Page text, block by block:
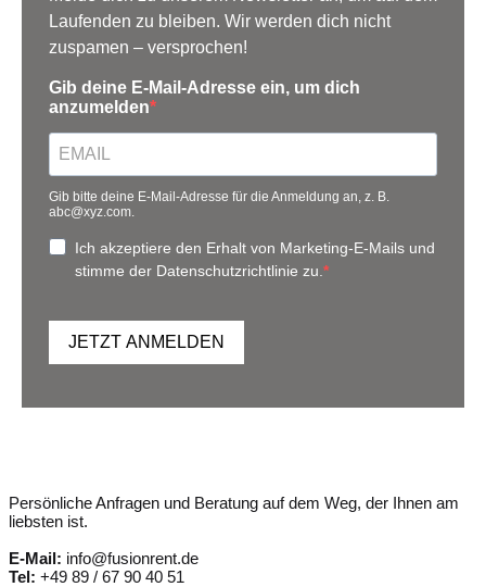
Laufenden zu bleiben. Wir werden dich nicht
zuspamen – versprochen!
Gib deine E-Mail-Adresse ein, um dich
anzumelden
Gib bitte deine E-Mail-Adresse für die Anmeldung an, z. B.
abc@xyz.com.
Ich akzeptiere den Erhalt von Marketing-E-Mails und
stimme der Datenschutzrichtlinie zu.
JETZT ANMELDEN
Persönliche Anfragen und Beratung auf dem Weg, der Ihnen am
liebsten ist.
E-Mail: info@fusionrent.de
Tel: +49 89 / 67 90 40 51